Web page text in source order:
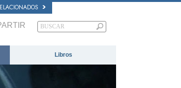
Libros